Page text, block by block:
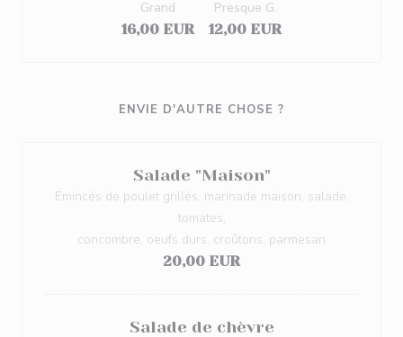
16,00 EUR
Grand
12,00 EUR
Presque G.
ENVIE D'AUTRE CHOSE ?
Salade "Maison"
Émincés de poulet grillés, marinade maison, salade,
tomates,
concombre, oeufs durs, croûtons, parmesan
20,00 EUR
Salade de chèvre